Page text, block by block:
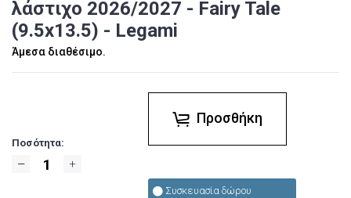
λάστιχο 2026/2027 - Fairy Tale
(9.5x13.5) - Legami
Άμεσα διαθέσιμο.
Ποσότητα:
Προσθήκη
Συσκευασία δώρου